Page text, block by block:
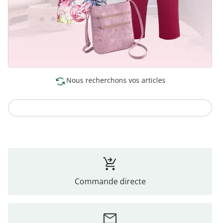
Nous recherchons vos articles
Commande directe